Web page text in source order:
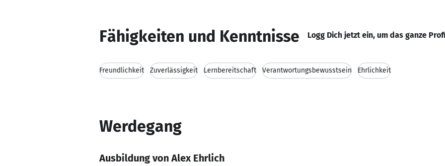
Fähigkeiten und Kenntnisse Logg Dich jetzt ein, um das ganze
Freundlichkeit Zuverlässigkeit Lernbereitschaft Verantwortungsbewusstsein Ehrlichkeit
Werdegang
Ausbildung von Alex Ehrlich